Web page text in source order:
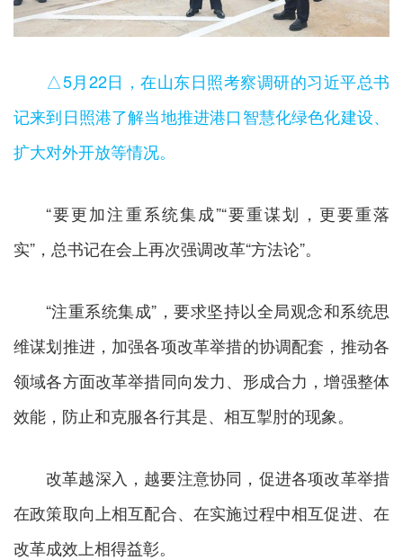
△5月22日，在山东日照考察调研的习近平总书
记来到日照港了解当地推进港口智慧化绿色化建设、
扩大对外开放等情况。
“要更加注重系统集成”“要重谋划，更要重落
实”，总书记在会上再次强调改革“方法论”。
“注重系统集成”，要求坚持以全局观念和系统思
维谋划推进，加强各项改革举措的协调配套，推动各
领域各方面改革举措同向发力、形成合力，增强整体
效能，防止和克服各行其是、相互掣肘的现象。
改革越深入，越要注意协同，促进各项改革举措
在政策取向上相互配合、在实施过程中相互促进、在
改革成效上相得益彰。